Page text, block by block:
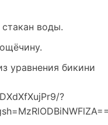
воды.
уравнения бикини
?